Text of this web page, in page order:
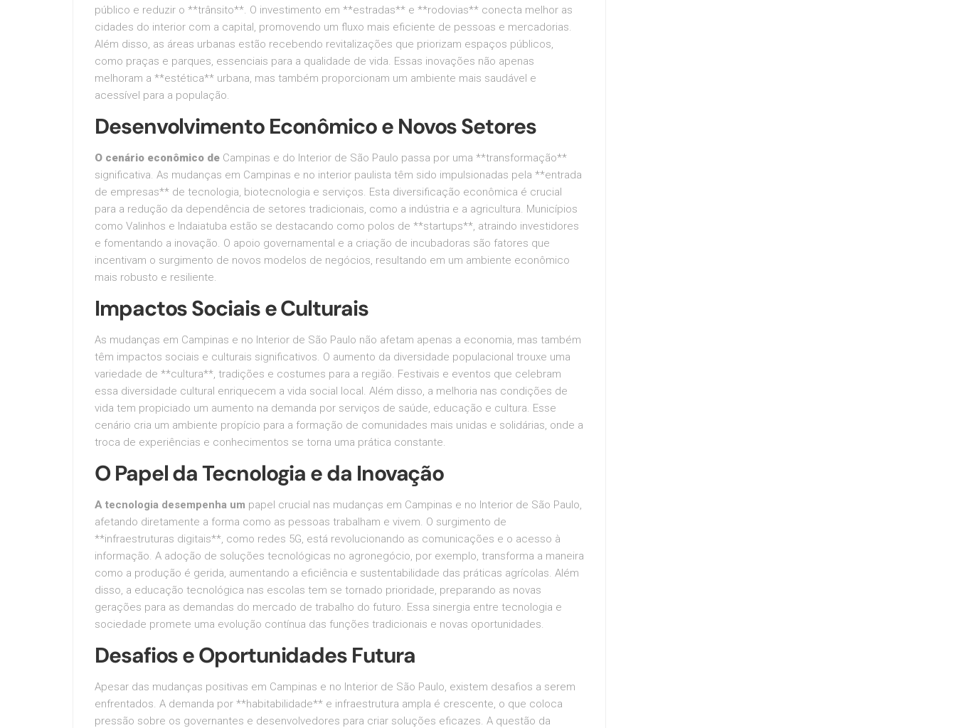
público e reduzir o **trânsito**. O investimento em **estradas** e **rodovias** conecta melhor as
cidades do interior com a capital, promovendo um fluxo mais eficiente de pessoas e mercadorias.
Além disso, as áreas urbanas estão recebendo revitalizações que priorizam espaços públicos,
como praças e parques, essenciais para a qualidade de vida. Essas inovações não apenas
melhoram a **estética** urbana, mas também proporcionam um ambiente mais saudável e
acessível para a população.
Desenvolvimento Econômico e Novos Setores
O cenário econômico de Campinas e do Interior de São Paulo passa por uma **transformação**
significativa. As mudanças em Campinas e no interior paulista têm sido impulsionadas pela **entrada
de empresas** de tecnologia, biotecnologia e serviços. Esta diversificação econômica é crucial
para a redução da dependência de setores tradicionais, como a indústria e a agricultura. Municípios
como Valinhos e Indaiatuba estão se destacando como polos de **startups**, atraindo investidores
e fomentando a inovação. O apoio governamental e a criação de incubadoras são fatores que
incentivam o surgimento de novos modelos de negócios, resultando em um ambiente econômico
mais robusto e resiliente.
Impactos Sociais e Culturais
As mudanças em Campinas e no Interior de São Paulo não afetam apenas a economia, mas também
têm impactos sociais e culturais significativos. O aumento da diversidade populacional trouxe uma
variedade de **cultura**, tradições e costumes para a região. Festivais e eventos que celebram
essa diversidade cultural enriquecem a vida social local. Além disso, a melhoria nas condições de
vida tem propiciado um aumento na demanda por serviços de saúde, educação e cultura. Esse
cenário cria um ambiente propício para a formação de comunidades mais unidas e solidárias, onde a
troca de experiências e conhecimentos se torna uma prática constante.
O Papel da Tecnologia e da Inovação
A tecnologia desempenha um papel crucial nas mudanças em Campinas e no Interior de São Paulo,
afetando diretamente a forma como as pessoas trabalham e vivem. O surgimento de
**infraestruturas digitais**, como redes 5G, está revolucionando as comunicações e o acesso à
informação. A adoção de soluções tecnológicas no agronegócio, por exemplo, transforma a maneira
como a produção é gerida, aumentando a eficiência e sustentabilidade das práticas agrícolas. Além
disso, a educação tecnológica nas escolas tem se tornado prioridade, preparando as novas
gerações para as demandas do mercado de trabalho do futuro. Essa sinergia entre tecnologia e
sociedade promete uma evolução contínua das funções tradicionais e novas oportunidades.
Desafios e Oportunidades Futura
Apesar das mudanças positivas em Campinas e no Interior de São Paulo, existem desafios a serem
enfrentados. A demanda por **habitabilidade** e infraestrutura ampla é crescente, o que coloca
pressão sobre os governantes e desenvolvedores para criar soluções eficazes. A questão da